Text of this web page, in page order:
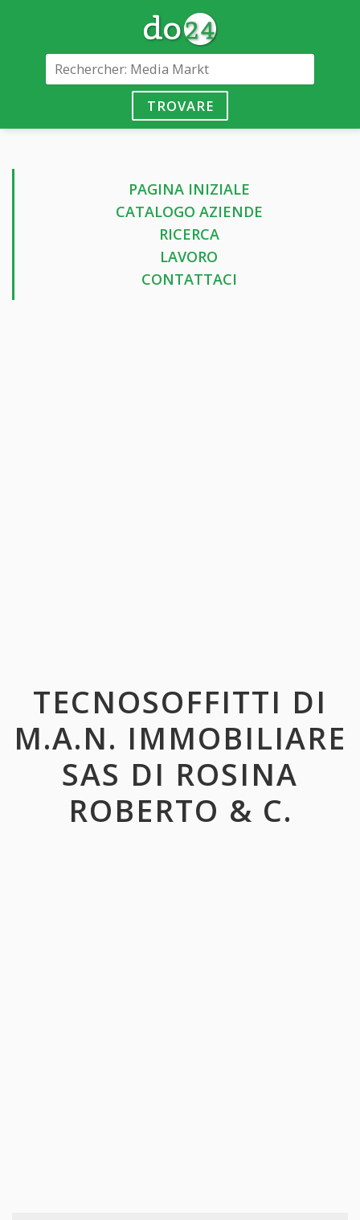
TROVARE
PAGINA INIZIALE
CATALOGO AZIENDE
RICERCA
LAVORO
CONTATTACI
TECNOSOFFITTI DI
M.A.N. IMMOBILIARE
SAS DI ROSINA
ROBERTO & C.